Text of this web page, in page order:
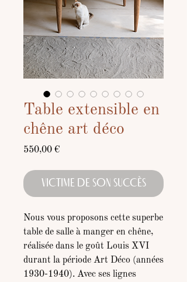
Table extensible en
chêne art déco
550,00 €Prix
VICTIME DE SON SUCCÈS
Nous vous proposons cette superbe
table de salle à manger en chêne,
réalisée dans le goût Louis XVI
durant la période Art Déco (années
1930-1940). Avec ses lignes